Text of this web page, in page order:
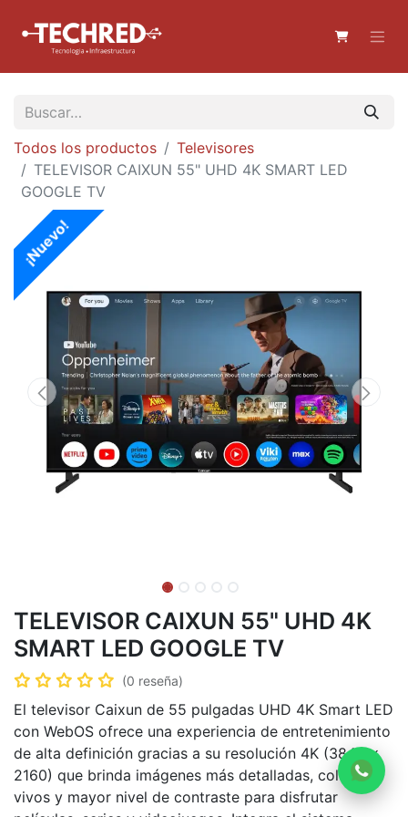
Todos los productos
Televisores
TELEVISOR CAIXUN 55" UHD 4K SMART LED
GOOGLE TV
¡Nuevo!
TELEVISOR CAIXUN 55" UHD 4K
SMART LED GOOGLE TV
(0 reseña)
El televisor Caixun de 55 pulgadas UHD 4K Smart LED
con WebOS ofrece una experiencia de entretenimiento
de alta definición gracias a su resolución 4K (3840 ×
2160) que brinda imágenes más detalladas, colores
vivos y mayor nivel de contraste para disfrutar